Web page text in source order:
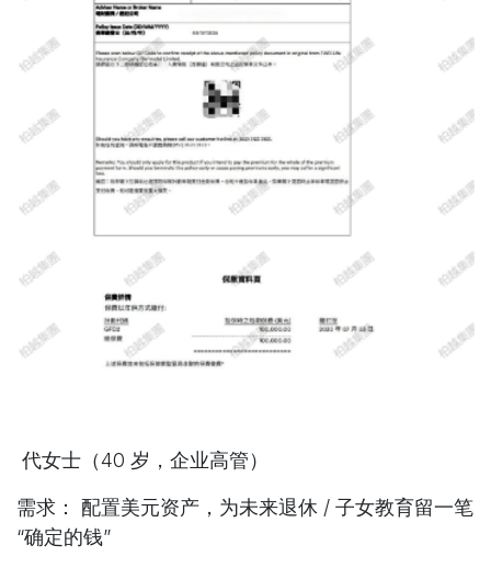
代女士（40 岁，企业高管）
需求 ： 配置美元资产，为未来退休 / 子女教育留一笔
“确定的钱”